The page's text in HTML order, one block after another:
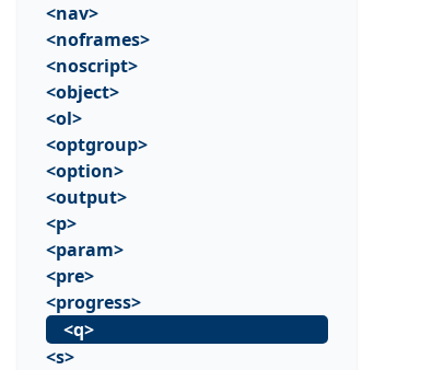
<nav>
<noframes>
<noscript>
<object>
<ol>
<optgroup>
<option>
<output>
<p>
<param>
<pre>
<progress>
<q>
<s>